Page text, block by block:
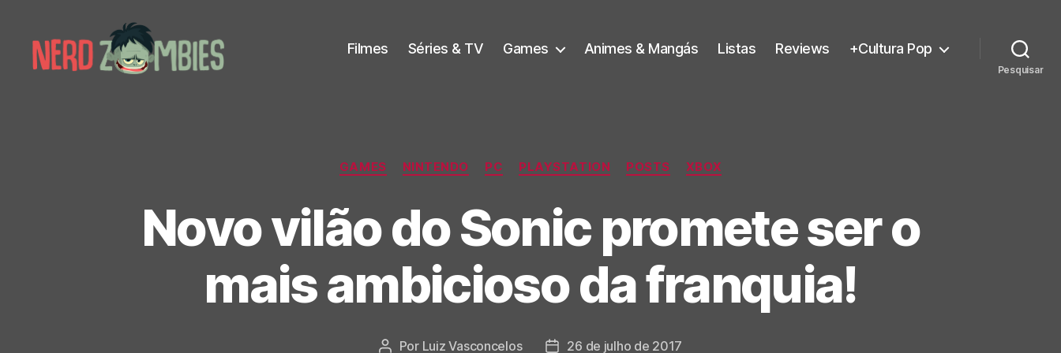
Filmes Séries & TV Games Animes & Mangás Listas Reviews +Cultura Pop
Pesquisar
Categorias
GAMES NINTENDO PC PLAYSTATION POSTS XBOX
Novo vilão do Sonic promete ser o
mais ambicioso da franquia!
Autor
Por Luiz Vasconcelos
Data26 de julho de 2017